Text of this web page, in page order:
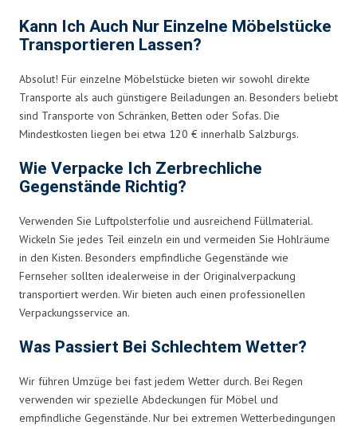
Kann Ich Auch Nur Einzelne Möbelstücke
Transportieren Lassen?
Absolut! Für einzelne Möbelstücke bieten wir sowohl direkte
Transporte als auch günstigere Beiladungen an. Besonders beliebt
sind Transporte von Schränken, Betten oder Sofas. Die
Mindestkosten liegen bei etwa 120 € innerhalb Salzburgs.
Wie Verpacke Ich Zerbrechliche
Gegenstände Richtig?
Verwenden Sie Luftpolsterfolie und ausreichend Füllmaterial.
Wickeln Sie jedes Teil einzeln ein und vermeiden Sie Hohlräume
in den Kisten. Besonders empfindliche Gegenstände wie
Fernseher sollten idealerweise in der Originalverpackung
transportiert werden. Wir bieten auch einen professionellen
Verpackungsservice an.
Was Passiert Bei Schlechtem Wetter?
Wir führen Umzüge bei fast jedem Wetter durch. Bei Regen
verwenden wir spezielle Abdeckungen für Möbel und
empfindliche Gegenstände. Nur bei extremen Wetterbedingungen